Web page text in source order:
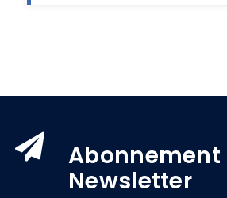
Abonnement
Newsletter